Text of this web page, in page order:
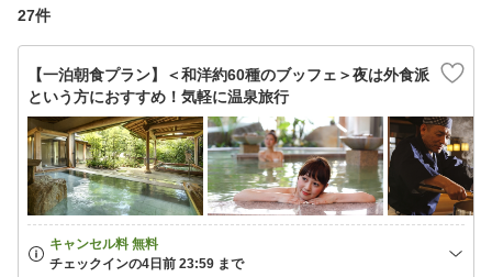
27件
【一泊朝食プラン】＜和洋約60種のブッフェ＞夜は外食派
という方におすすめ！気軽に温泉旅行